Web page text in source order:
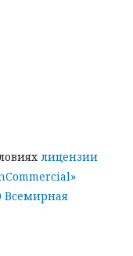
лицензии
Всемирная